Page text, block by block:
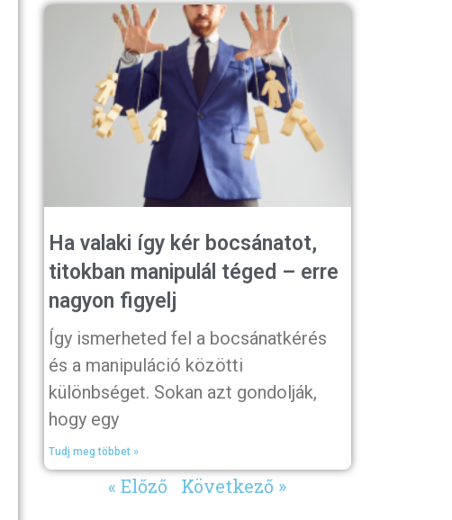
Ha valaki így kér bocsánatot,
titokban manipulál téged – erre
nagyon figyelj
Így ismerheted fel a bocsánatkérés
és a manipuláció közötti
különbséget. Sokan azt gondolják,
hogy egy
Tudj meg többet »
« Előző Következő »